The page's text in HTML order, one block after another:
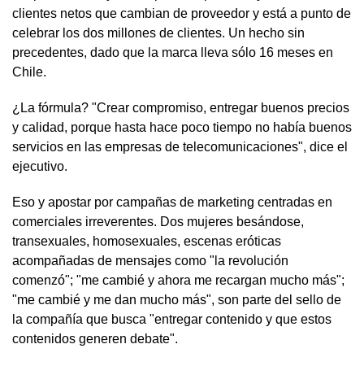
clientes netos que cambian de proveedor y está a punto de
celebrar los dos millones de clientes. Un hecho sin
precedentes, dado que la marca lleva sólo 16 meses en
Chile.
¿La fórmula? "Crear compromiso, entregar buenos precios
y calidad, porque hasta hace poco tiempo no había buenos
servicios en las empresas de telecomunicaciones", dice el
ejecutivo.
Eso y apostar por campañas de marketing centradas en
comerciales irreverentes. Dos mujeres besándose,
transexuales, homosexuales, escenas eróticas
acompañadas de mensajes como "la revolución
comenzó"; "me cambié y ahora me recargan mucho más";
"me cambié y me dan mucho más", son parte del sello de
la compañía que busca "entregar contenido y que estos
contenidos generen debate".